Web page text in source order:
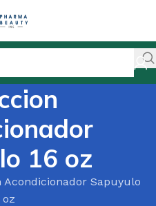
16 oz
Acondicionador Sapuyulo
oz